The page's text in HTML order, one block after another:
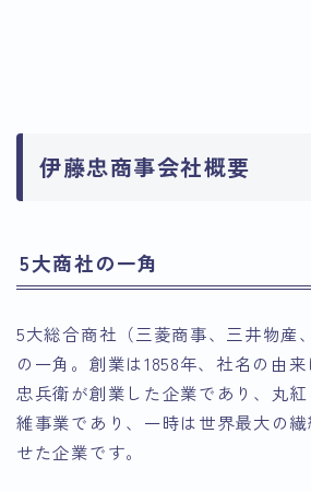
伊藤忠商事会社概要
5大商社の一角
5大総合商社（三菱商事、三井物産
の一角。創業は1858年、社名の由
忠兵衛が創業した企業であり、丸
維事業であり、一時は世界最大の
せた企業です。